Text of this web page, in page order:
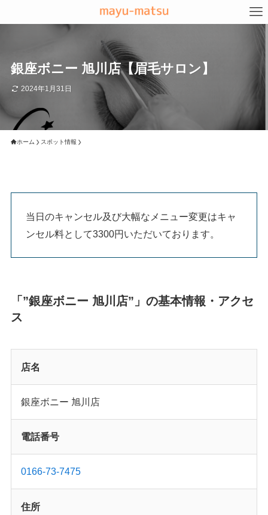
銀座ボニー 旭川店【眉毛サロン】
2024年1月31日
ホーム スポット情報
当日のキャンセル及び大幅なメニュー変更はキャ
ンセル料として3300円いただいております。
「”銀座ボニー 旭川店”」の基本情報・アクセ
ス
店名
銀座ボニー 旭川店
電話番号
0166-73-7475
住所